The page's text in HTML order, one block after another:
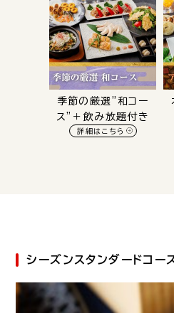
季節の厳選”和コー
ス”＋飲み放題付き
詳細はこちら
シーズンスタンダードコー